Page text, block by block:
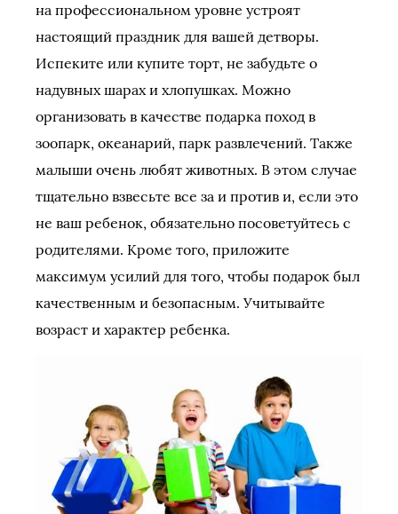
на профессиональном уровне устроят
настоящий праздник для вашей детворы.
Испеките или купите торт, не забудьте о
надувных шарах и хлопушках. Можно
организовать в качестве подарка поход в
зоопарк, океанарий, парк развлечений. Также
малыши очень любят животных. В этом случае
тщательно взвесьте все за и против и, если это
не ваш ребенок, обязательно посоветуйтесь с
родителями. Кроме того, приложите
максимум усилий для того, чтобы подарок был
качественным и безопасным. Учитывайте
возраст и характер ребенка.